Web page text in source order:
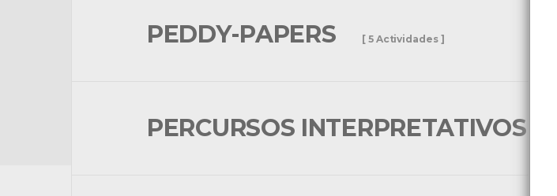
PEDDY-PAPERS [ 5 Actividades ]
PERCURSOS INTERPRETATIVOS